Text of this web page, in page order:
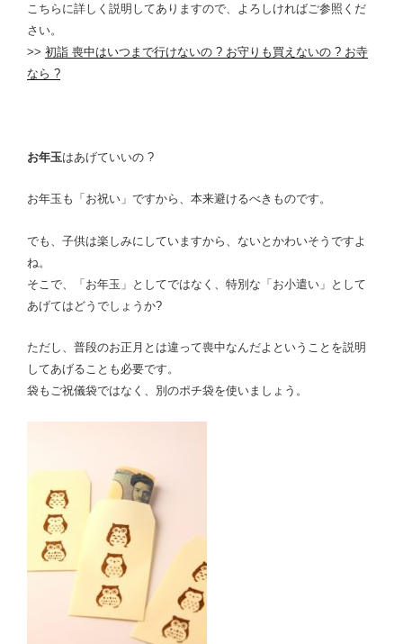
こちらに詳しく説明してありますので、よろしければご参照くだ
さい。
>> 初詣 喪中はいつまで行けないの ? お守りも買えないの ? お寺
なら ?
お年玉はあげていいの ?
お年玉も「お祝い」ですから、本来避けるべきものです。
でも、子供は楽しみにしていますから、ないとかわいそうですよ
ね。
そこで、「お年玉」としてではなく、特別な「お小遣い」として
あげてはどうでしょうか?
ただし、普段のお正月とは違って喪中なんだよということを説明
してあげることも必要です。
袋もご祝儀袋ではなく、別のポチ袋を使いましょう。